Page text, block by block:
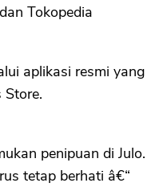
Tokopedia
tetap berhati â€“